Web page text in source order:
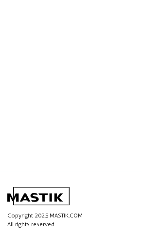
Copyright 2025 MASTIK.COM
All rights reserved